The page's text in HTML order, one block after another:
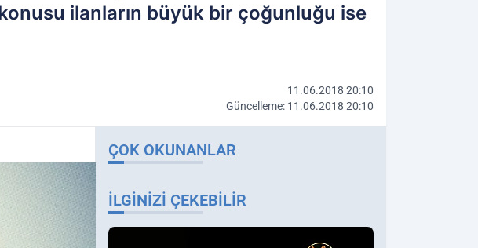
ilanların büyük bir çoğunluğu ise
11.06.2018 20:10
Güncelleme: 11.06.2018 20:10
ÇOK OKUNANLAR
İLGINIZI ÇEKEBILIR